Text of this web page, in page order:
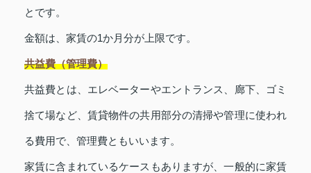
とです。
金額は、家賃の1か月分が上限です。
共益費（管理費）
共益費とは、エレベーターやエントランス、廊下、ゴミ
捨て場など、賃貸物件の共用部分の清掃や管理に使われ
る費用で、管理費ともいいます。
家賃に含まれているケースもありますが、一般的に家賃